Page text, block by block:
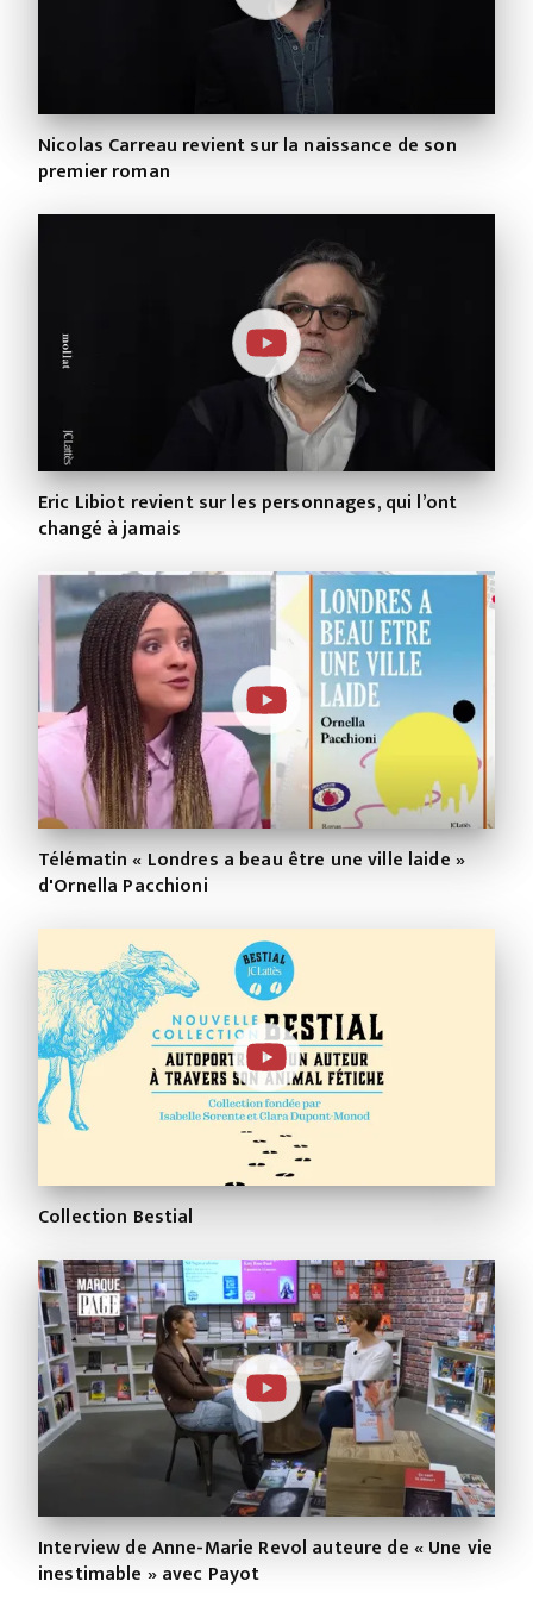
Nicolas Carreau revient sur la naissance de son
premier roman
Eric Libiot revient sur les personnages, qui l’ont
changé à jamais
Télématin « Londres a beau être une ville laide »
d'Ornella Pacchioni
Collection Bestial
Interview de Anne-Marie Revol auteure de « Une vie
inestimable » avec Payot